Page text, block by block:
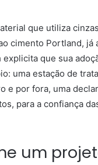
que utiliza
cimento Portland,
explicita que sua
uma estação de
e por fora, uma
para a confiança
um